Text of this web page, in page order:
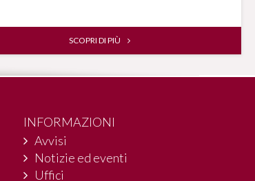
SCOPRI DI PIÙ
INFORMAZIONI
Avvisi
Notizie ed eventi
Uffici